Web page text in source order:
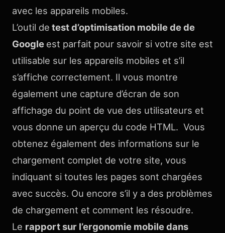
avec les appareils mobiles.
L’outil de test d’optimisation mobile de de
Google est parfait pour savoir si votre site est
utilisable sur les appareils mobiles et s’il
s’affiche correctement. Il vous montre
également une capture d’écran de son
affichage du point de vue des utilisateurs et
vous donne un aperçu du code HTML. Vous
obtenez également des informations sur le
chargement complet de votre site, vous
indiquant si toutes les pages sont chargées
avec succès. Ou encore s’il y a des problèmes
de chargement et comment les résoudre.
Le rapport sur l’ergonomie mobile dans